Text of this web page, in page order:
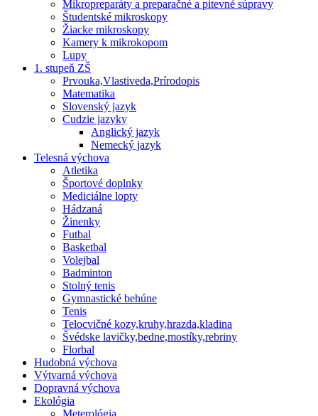
Mikropreparáty a preparačné a pitevné súpravy
Študentské mikroskopy
Žiacke mikroskopy
Kamery k mikrokopom
Lupy
1. stupeň ZŠ
Prvouka,Vlastiveda,Prírodopis
Matematika
Slovenský jazyk
Cudzie jazyky
Anglický jazyk
Nemecký jazyk
Telesná výchova
Atletika
Športové doplnky
Mediciálne lopty
Hádzaná
Žinenky
Futbal
Basketbal
Volejbal
Badminton
Stolný tenis
Gymnastické behúne
Tenis
Telocvičné kozy,kruhy,hrazda,kladina
Švédske lavičky,bedne,mostíky,rebriny
Florbal
Hudobná výchova
Výtvarná výchova
Dopravná výchova
Ekológia